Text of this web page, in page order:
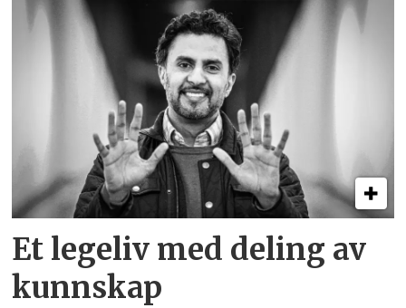
Et legeliv med deling av
kunnskap